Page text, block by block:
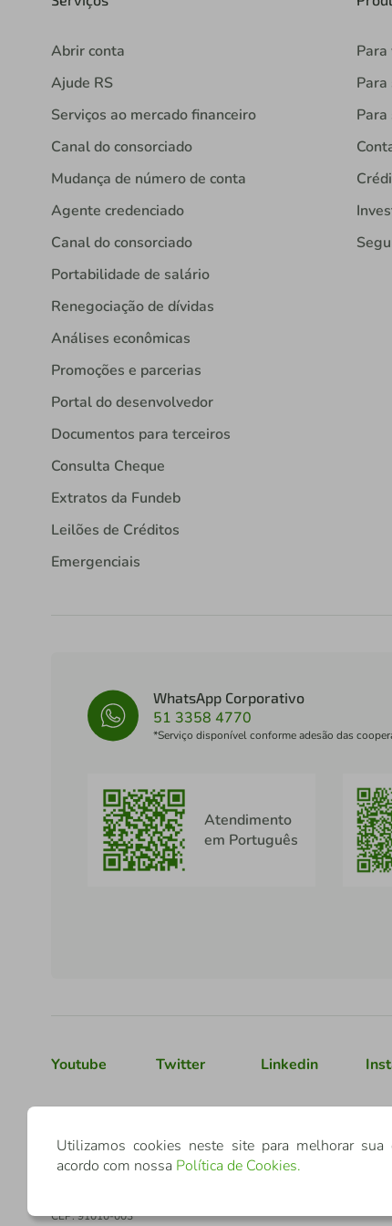
Abrir conta
Ajude RS
Serviços ao mercado financeiro
Canal do consorciado
Mudança de número de conta
Agente credenciado
Canal do consorciado
Portabilidade de salário
Renegociação de dívidas
Análises econômicas
Promoções e parcerias
Portal do desenvolvedor
Documentos para terceiros
Consulta Cheque
Extratos da Fundeb
Leilões de Créditos
Emergenciais
Para
Para
WhatsApp Corporativo
51 3358 4770
*Serviço disponível conforme adesão das
Atendimento
em Português
Youtube Twitter Linkedin
CNPJ: 03.795.072/0001-60
CEP: 91010-003
Utilizamos cookies neste site para melhorar sua
acordo com nossa Política de Cookies.